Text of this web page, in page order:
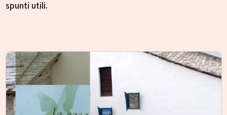
spunti utili.